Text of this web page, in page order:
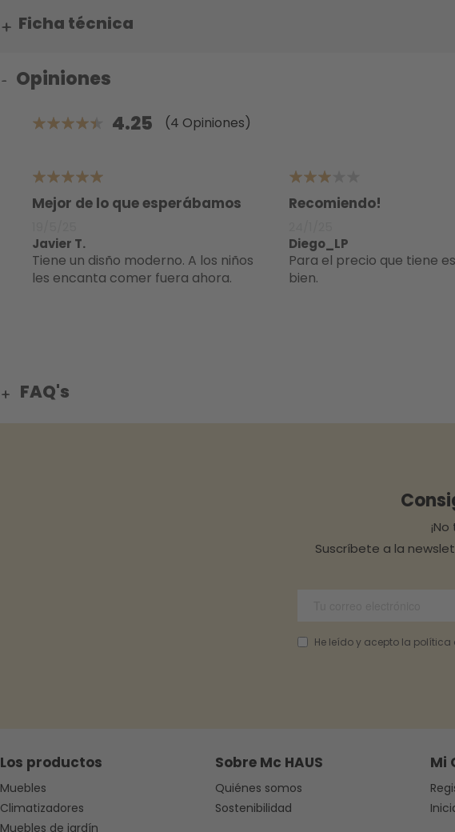
Ficha técnica
Opiniones
4.25 (4 Opiniones)
5Mejor de lo que esperábamos
Javier T.
Tiene un disño moderno. A los niños
les encanta comer fuera ahora.
3Recomiendo!
Diego_LP
Para el precio que tiene está muy
bien.
FAQ's
Suscríbete a la
He leído y acepto la
Los productos
Muebles
Climatizadores
Muebles de jardín
Sobre Mc HAUS
Quiénes somos
Sostenibilidad
Mi